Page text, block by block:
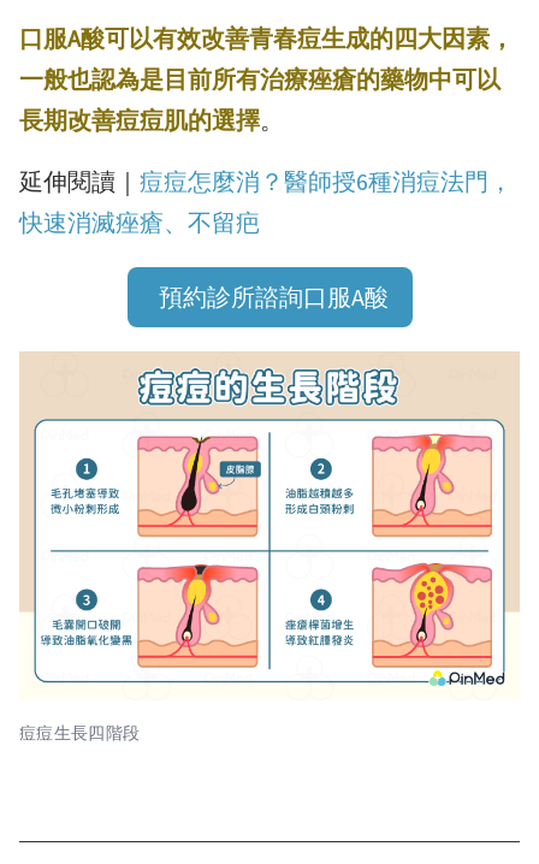
口服A酸可以有效改善青春痘生成的四大因素，
一般也認為是目前所有治療痤瘡的藥物中可以
長期改善痘痘肌的選擇。
延伸閱讀｜ 痘痘怎麼消？醫師授6種消痘法門，
快速消滅痤瘡、不留疤
預約診所諮詢口服A酸
痘痘生長四階段